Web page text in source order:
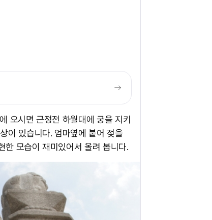
오시면 근정전 하월대에 궁을 지키
이 있습니다. 엄마옆에 붙어 젖을
한 모습이 재미있어서 올려 봅니다.